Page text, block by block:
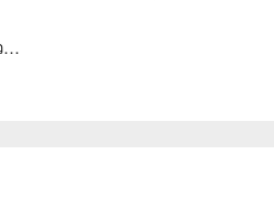
โรงจอดรถส่วนตัว